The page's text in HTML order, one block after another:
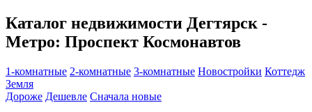
Каталог недвижимости Дегтярск -
Метро: Проспект Космонавтов
1-комнатные 2-комнатные 3-комнатные Новостройки Коттедж
Земля
Дороже Дешевле Сначала новые